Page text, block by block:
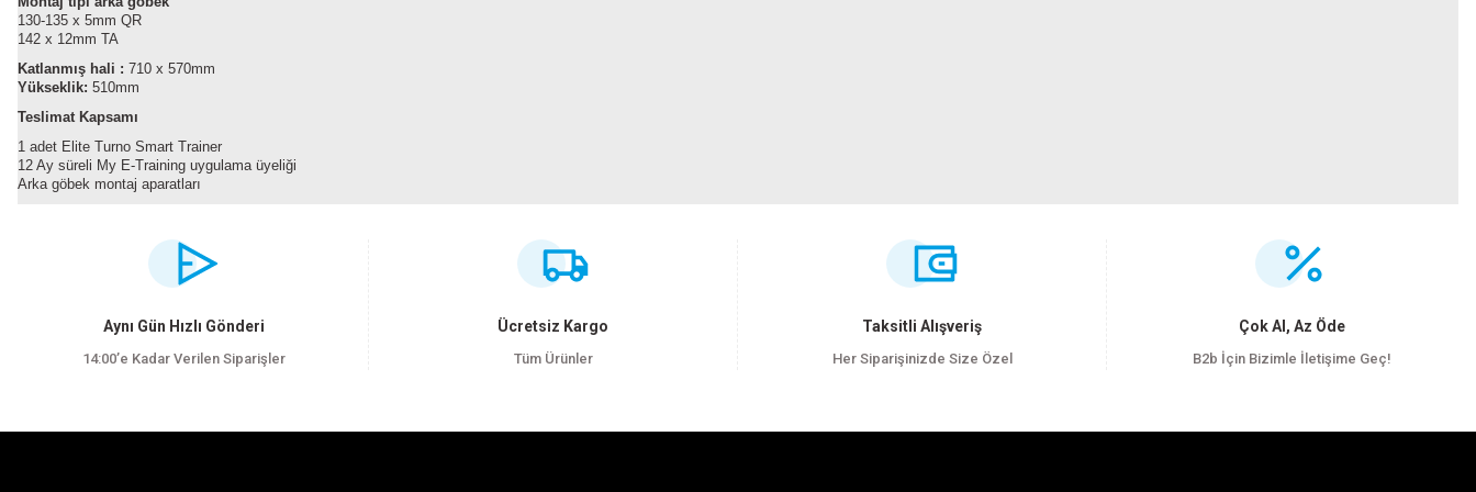
130-135 x 5mm QR
142 x 12mm TA
Katlanmış hali : 710 x 570mm
Yükseklik: 510mm
Teslimat Kapsamı
1 adet Elite Turno Smart Trainer
12 Ay süreli My E-Training uygulama üyeliği
Arka göbek montaj aparatları
Görüş ve önerileriniz için teşekkür ederiz.
Ürün açıklamasında eksik bilgiler bulunuyor.
Ürün bilgilerinde hatalar bulunuyor.
Aynı Gün Hızlı Gönderi
14:00’e Kadar Verilen Siparişler
Ücretsiz Kargo
Tüm Ürünler
Taksitli Alışveriş
Her Siparişinizde Size Özel
Çok Al, Az Öde
B2b İçin Bizimle İletişime Geç!